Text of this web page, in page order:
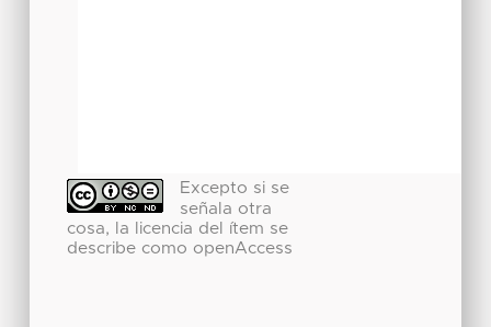
Excepto si se
señala otra
cosa, la licencia del ítem se
describe como openAccess